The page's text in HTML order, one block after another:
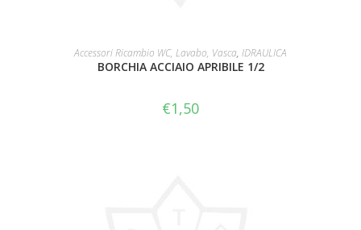
LEGGI TUTTO
Accessori Ricambio WC, Lavabo, Vasca, IDRAULICA
BORCHIA ACCIAIO APRIBILE 1/2
€1,50